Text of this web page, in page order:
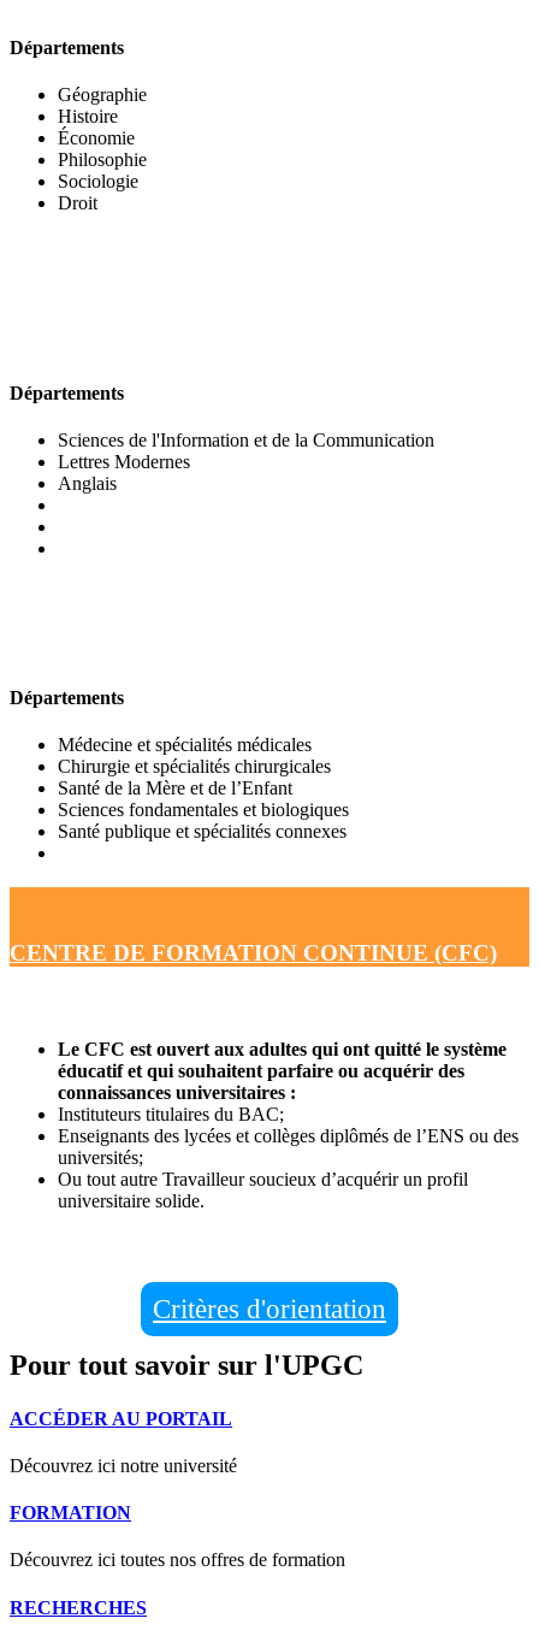
Départements
Géographie
Histoire
Économie
Philosophie
Sociologie
Droit
Départements
Sciences de l'Information et de la Communication
Lettres Modernes
Anglais
Départements
Médecine et spécialités médicales
Chirurgie et spécialités chirurgicales
Santé de la Mère et de l’Enfant
Sciences fondamentales et biologiques
Santé publique et spécialités connexes
CENTRE DE FORMATION CONTINUE (CFC)
Le CFC est ouvert aux adultes qui ont quitté le système
éducatif et qui souhaitent parfaire ou acquérir des
connaissances universitaires :
Instituteurs titulaires du BAC;
Enseignants des lycées et collèges diplômés de l’ENS ou des
universités;
Ou tout autre Travailleur soucieux d’acquérir un profil
universitaire solide.
Critères d'orientation
Pour tout savoir sur l'UPGC
ACCÉDER AU PORTAIL
Découvrez ici notre université
FORMATION
Découvrez ici toutes nos offres de formation
RECHERCHES